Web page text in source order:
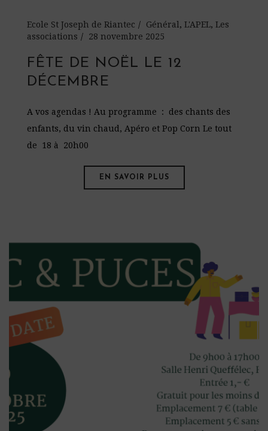
Ecole St Joseph de Riantec Général , L'APEL, Les
associations
28 novembre 2025
FÊTE DE NOËL LE 12
DÉCEMBRE
A vos agendas ! Au programme : des chants des
enfants, du vin chaud, Apéro et Pop Corn Le tout
de 18 à 20h00
EN SAVOIR PLUS